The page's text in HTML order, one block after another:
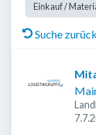
Einkauf /
Suche